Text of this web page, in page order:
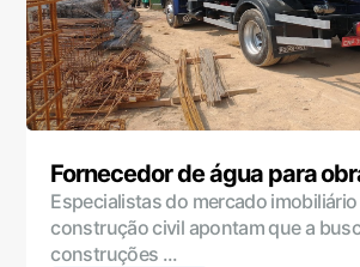
Fornecedor de água para
Especialistas do mercado imobiliário
construção civil apontam que a
construções ...